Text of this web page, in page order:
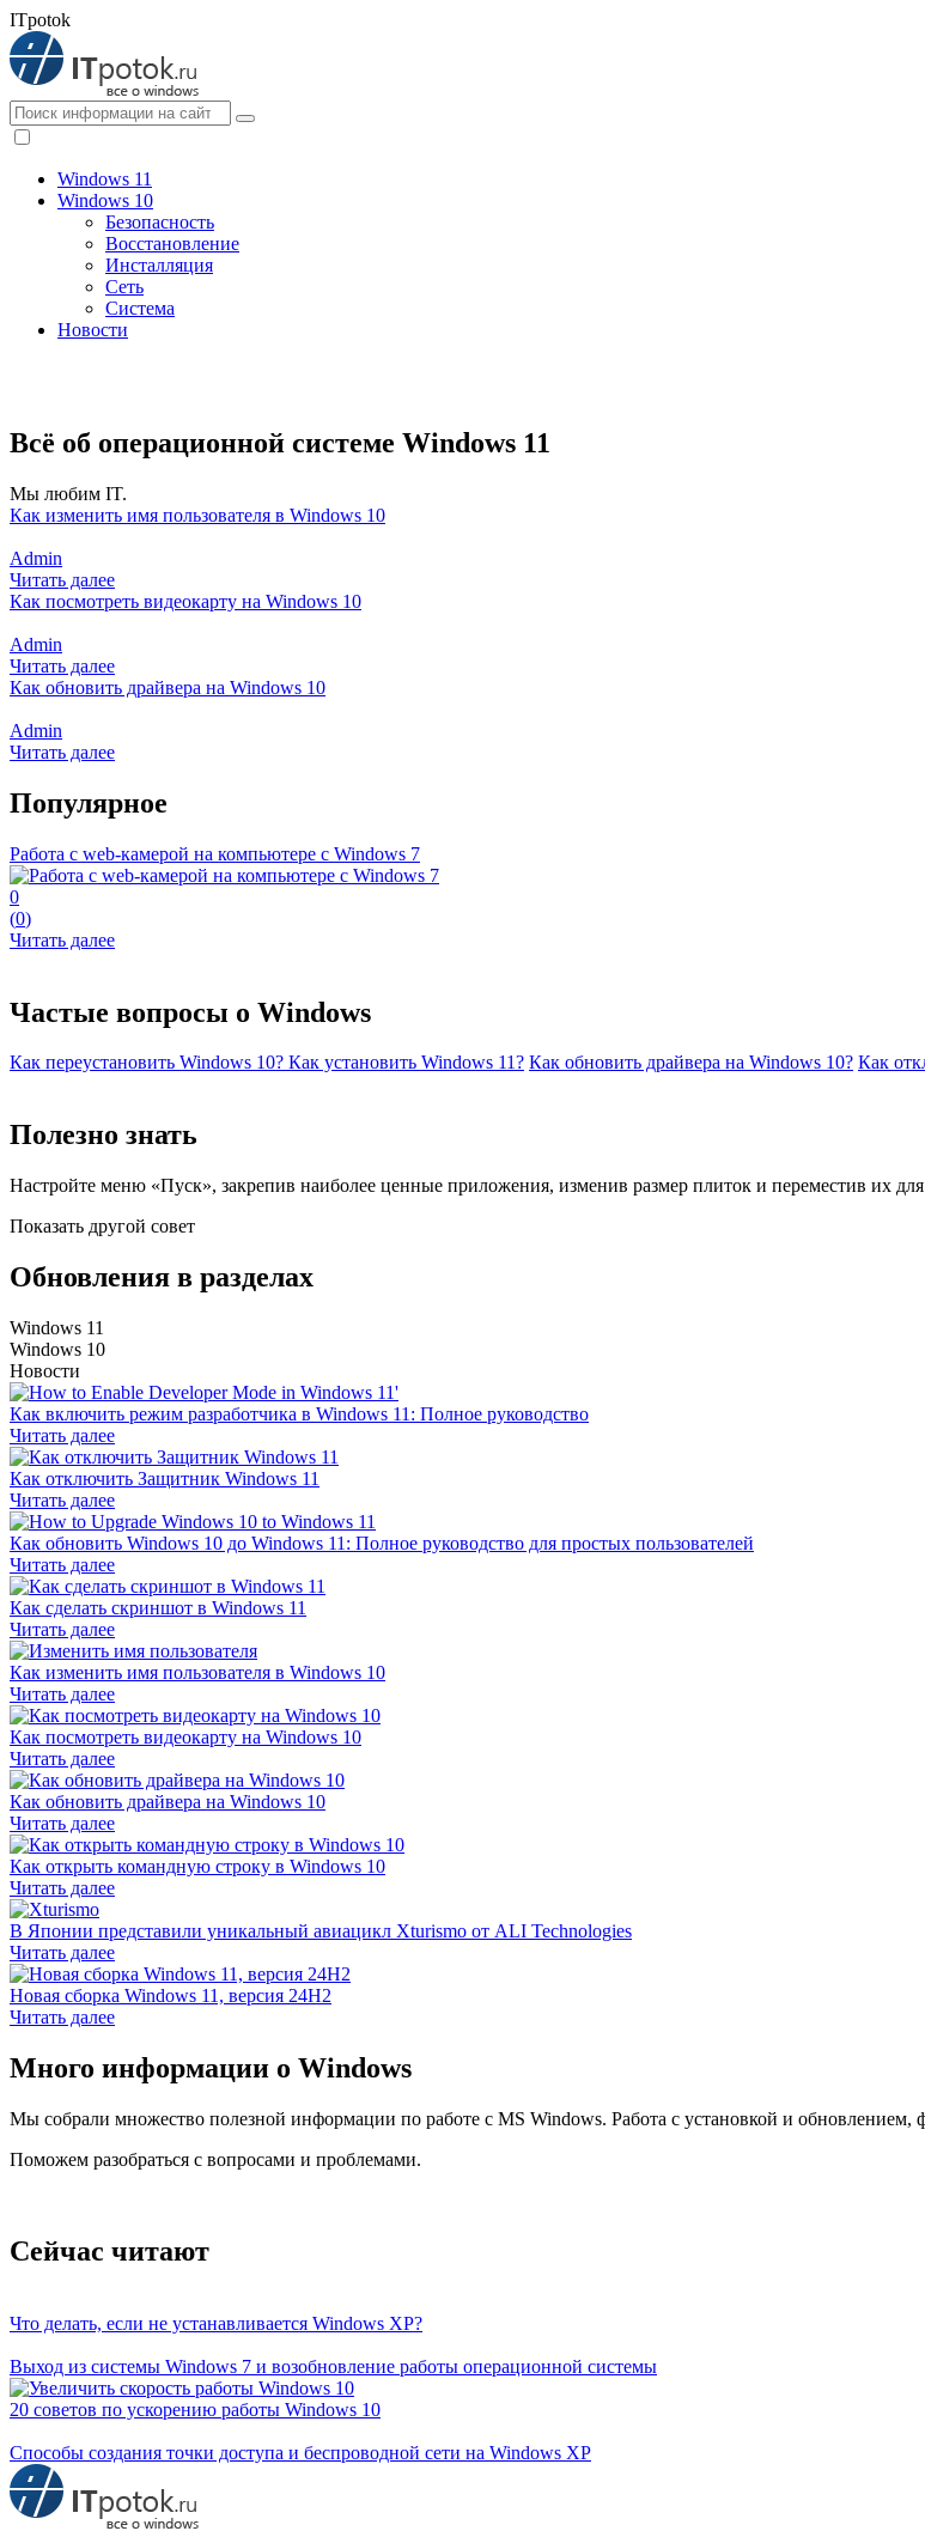
ITpotok
Windows 11
Windows 10
Безопасность
Восстановление
Инсталляция
Сеть
Система
Новости
Всё об операционной системе Windows 11
Мы любим IT.
Как изменить имя пользователя в Windows 10
Admin
Читать далее
Как посмотреть видеокарту на Windows 10
Admin
Читать далее
Как обновить драйвера на Windows 10
Admin
Читать далее
Популярное
Работа с web-камерой на компьютере с Windows 7
0
(0)
Читать далее
Частые вопросы о Windows
Как переустановить Windows 10? Как установить Windows 11? Как обновить драйвера на Windows 10? Как
Полезно знать
Настройте меню «Пуск», закрепив наиболее ценные приложения, изменив размер плиток и переместив их
Показать другой совет
Обновления в разделах
Windows 11
Windows 10
Новости
Как включить режим разработчика в Windows 11: Полное руководство
Читать далее
Как отключить Защитник Windows 11
Читать далее
Как обновить Windows 10 до Windows 11: Полное руководство для простых пользователей
Читать далее
Как сделать скриншот в Windows 11
Читать далее
Как изменить имя пользователя в Windows 10
Читать далее
Как посмотреть видеокарту на Windows 10
Читать далее
Как обновить драйвера на Windows 10
Читать далее
Как открыть командную строку в Windows 10
Читать далее
В Японии представили уникальный авиацикл Xturismo от ALI Technologies
Читать далее
Новая сборка Windows 11, версия 24H2
Читать далее
Много информации о Windows
Мы собрали множество полезной информации по работе с MS Windows. Работа с установкой и
Поможем разобраться с вопросами и проблемами.
Сейчас читают
Что делать, если не устанавливается Windows XP?
Выход из системы Windows 7 и возобновление работы операционной системы
20 советов по ускорению работы Windows 10
Способы создания точки доступа и беспроводной сети на Windows XP